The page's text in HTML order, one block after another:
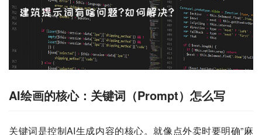
AI绘画的核心：关键词（Prompt）怎么写
关键词是控制AI生成内容的核心。就像点外卖时要明确”麻